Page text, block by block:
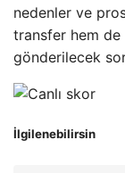
nedenler ve
transfer hem de
gönderilecek
İlgilenebilirsin